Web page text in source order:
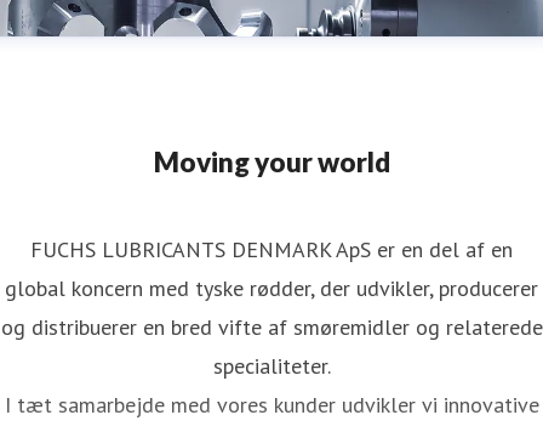
Moving your world
FUCHS LUBRICANTS DENMARK ApS er en del af en
global koncern med tyske rødder, der udvikler, producerer
og distribuerer en bred vifte af smøremidler og relaterede
specialiteter.
I tæt samarbejde med vores kunder udvikler vi innovative